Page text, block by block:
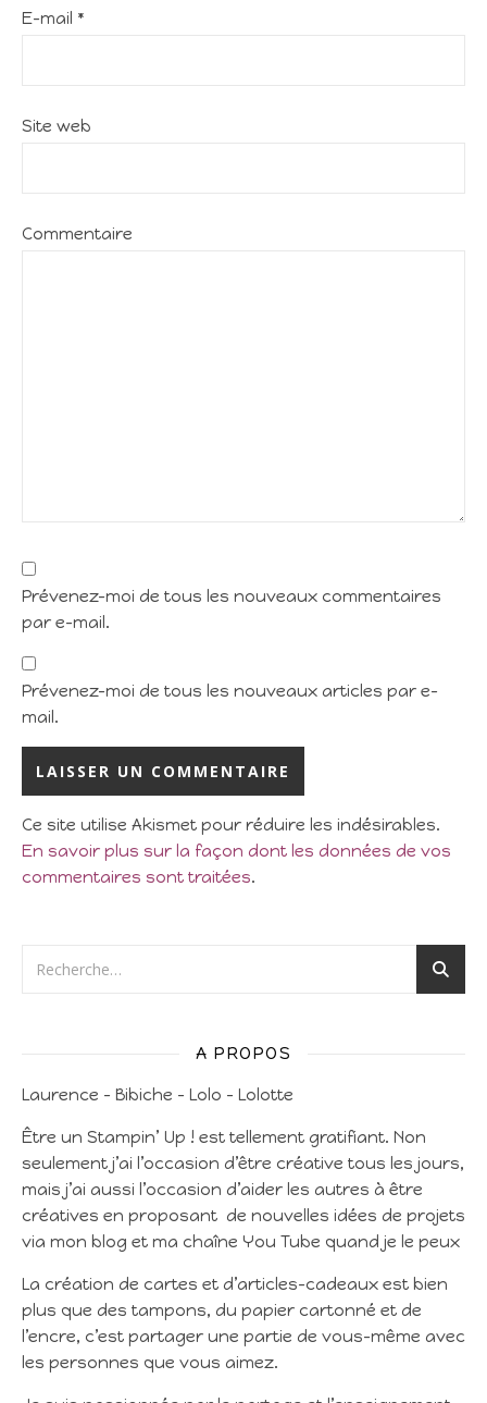
E-mail *
Site web
Commentaire
Prévenez-moi de tous les nouveaux commentaires
par e-mail.
Prévenez-moi de tous les nouveaux articles par e-
mail.
Ce site utilise Akismet pour réduire les indésirables.
En savoir plus sur la façon dont les données de vos
commentaires sont traitées.
A PROPOS
Laurence – Bibiche – Lolo – Lolotte
Être un Stampin’ Up ! est tellement gratifiant. Non
seulement j’ai l’occasion d’être créative tous les jours,
mais j’ai aussi l’occasion d’aider les autres à être
créatives en proposant de nouvelles idées de projets
via mon blog et ma chaîne You Tube quand je le peux
La création de cartes et d’articles-cadeaux est bien
plus que des tampons, du papier cartonné et de
l’encre, c’est partager une partie de vous-même avec
les personnes que vous aimez.